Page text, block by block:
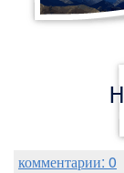
комментарии: 0